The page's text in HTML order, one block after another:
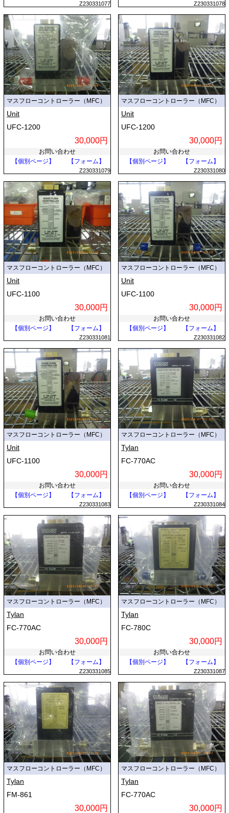
Z230331077 Z230331078
マスフローコントローラー（MFC）
Unit
UFC-1200
30,000円
お問い合わせ
【個別ページ】
【フォーム】
Z230331079
マスフローコントローラー（MFC）
Unit
UFC-1200
30,000円
お問い合わせ
【個別ページ】
【フォーム】
Z230331080
マスフローコントローラー（MFC）
Unit
UFC-1100
30,000円
お問い合わせ
【個別ページ】
【フォーム】
Z230331081
マスフローコントローラー（MFC）
Unit
UFC-1100
30,000円
お問い合わせ
【個別ページ】
【フォーム】
Z230331082
マスフローコントローラー（MFC）
Unit
UFC-1100
30,000円
お問い合わせ
【個別ページ】
【フォーム】
Z230331083
マスフローコントローラー（MFC）
Tylan
FC-770AC
30,000円
お問い合わせ
【個別ページ】
【フォーム】
Z230331084
マスフローコントローラー（MFC）
Tylan
FC-770AC
30,000円
お問い合わせ
【個別ページ】
【フォーム】
Z230331085
マスフローコントローラー（MFC）
Tylan
FC-780C
30,000円
お問い合わせ
【個別ページ】
【フォーム】
Z230331087
マスフローコントローラー（MFC）
Tylan
FM-861
30,000円
マスフローコントローラー（MFC）
Tylan
FC-770AC
30,000円